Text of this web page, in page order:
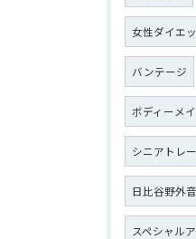
女性ダイエ
バンテージ
ボディーメ
シニアトレ
日比谷野外
スペシャル